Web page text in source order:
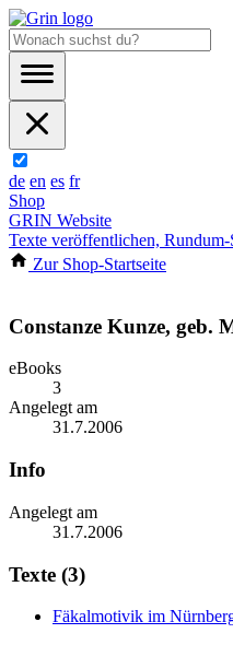
de en es fr
Shop
GRIN Website
Texte veröffentlichen, Rundum-
Zur Shop-Startseite
Constanze Kunze, geb.
eBooks
3
Angelegt am
31.7.2006
Info
Angelegt am
31.7.2006
Texte (3)
Fäkalmotivik im